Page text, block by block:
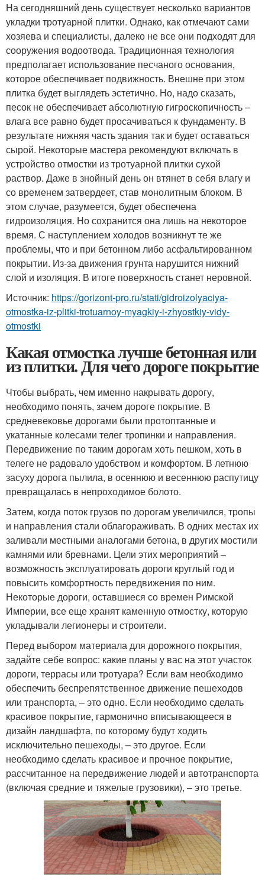
На сегодняшний день существует несколько вариантов
укладки тротуарной плитки. Однако, как отмечают сами
хозяева и специалисты, далеко не все они подходят для
сооружения водоотвода. Традиционная технология
предполагает использование песчаного основания,
которое обеспечивает подвижность. Внешне при этом
плитка будет выглядеть эстетично. Но, надо сказать,
песок не обеспечивает абсолютную гигроскопичность –
влага все равно будет просачиваться к фундаменту. В
результате нижняя часть здания так и будет оставаться
сырой. Некоторые мастера рекомендуют включать в
устройство отмостки из тротуарной плитки сухой
раствор. Даже в знойный день он втянет в себя влагу и
со временем затвердеет, став монолитным блоком. В
этом случае, разумеется, будет обеспечена
гидроизоляция. Но сохранится она лишь на некоторое
время. С наступлением холодов возникнут те же
проблемы, что и при бетонном либо асфальтированном
покрытии. Из-за движения грунта нарушится нижний
слой и изоляция. В итоге поверхность станет неровной.
Источник: https://gorizont-pro.ru/stati/gidroizolyaciya-
otmostka-iz-plitki-trotuarnoy-myagkiy-i-zhyostkiy-vidy-
otmostki
Какая отмостка лучше бетонная или
из плитки. Для чего дороге покрытие
Чтобы выбрать, чем именно накрывать дорогу,
необходимо понять, зачем дороге покрытие. В
средневековье дорогами были протоптанные и
укатанные колесами телег тропинки и направления.
Передвижение по таким дорогам хоть пешком, хоть в
телеге не радовало удобством и комфортом. В летнюю
засуху дорога пылила, в осеннюю и весеннюю распутицу
превращалась в непроходимое болото.
Затем, когда поток грузов по дорогам увеличился, тропы
и направления стали облагораживать. В одних местах их
заливали местными аналогами бетона, в других мостили
камнями или бревнами. Цели этих мероприятий –
возможность эксплуатировать дороги круглый год и
повысить комфортность передвижения по ним.
Некоторые дороги, оставшиеся со времен Римской
Империи, все еще хранят каменную отмостку, которую
укладывали легионеры и строители.
Перед выбором материала для дорожного покрытия,
задайте себе вопрос: какие планы у вас на этот участок
дороги, террасы или тротуара? Если вам необходимо
обеспечить беспрепятственное движение пешеходов
или транспорта, – это одно. Если необходимо сделать
красивое покрытие, гармонично вписывающееся в
дизайн ландшафта, по которому будут ходить
исключительно пешеходы, – это другое. Если
необходимо сделать красивое и прочное покрытие,
рассчитанное на передвижение людей и автотранспорта
(включая средние и тяжелые грузовики), – это третье.